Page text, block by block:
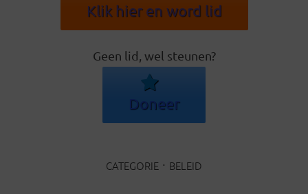
Klik hier en word lid
Geen lid, wel steunen?
Doneer
CATEGORIE BELEID